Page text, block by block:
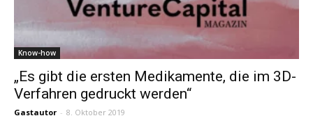
Know-how
„Es gibt die ersten Medikamente, die im 3D-
Verfahren gedruckt werden“
Gastautor - 8. Oktober 2019